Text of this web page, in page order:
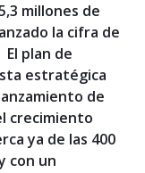
millones de
la cifra de
plan de
estratégica
de
crecimiento
ya de las 400
con un